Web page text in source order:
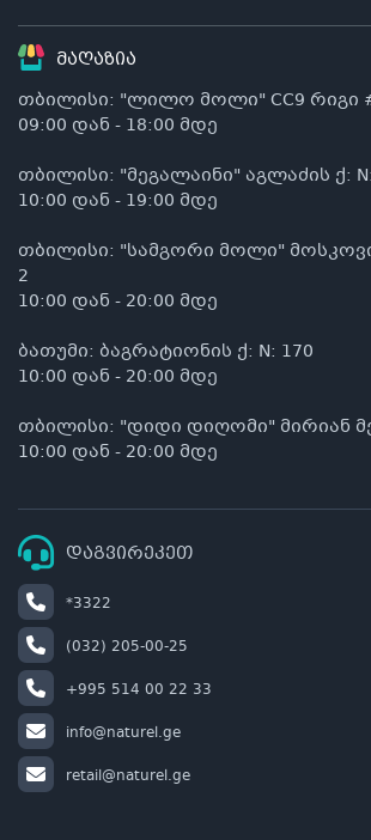
მაღაზია
თბილისი: "ლილო მოლი" CC9 რიგი
09:00 დან - 18:00 მდე
თბილისი: "მეგალაინი" აგლაძის ქ:
10:00 დან - 19:00 მდე
თბილისი: "სამგორი მოლი"
2
10:00 დან - 20:00 მდე
ბათუმი: ბაგრატიონის ქ: N: 170
10:00 დან - 20:00 მდე
თბილისი: "დიდი დიღომი" მირიან
10:00 დან - 20:00 მდე
დაგვირეკეთ
*3322
(032) 205-00-25
+995 514 00 22 33
info@naturel.ge
retail@naturel.ge